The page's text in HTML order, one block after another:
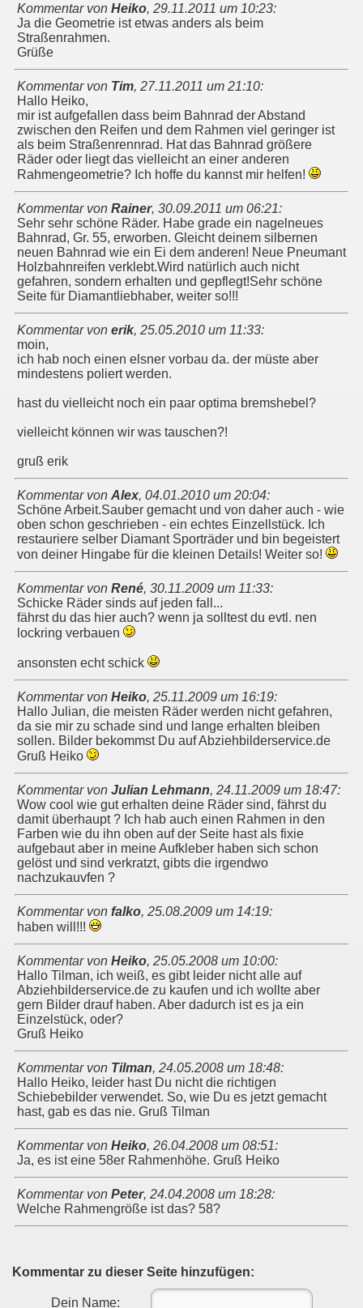
Kommentar von Heiko, 29.11.2011 um 10:23:
Ja die Geometrie ist etwas anders als beim
Straßenrahmen.
Grüße
Kommentar von Tim, 27.11.2011 um 21:10:
Hallo Heiko,
mir ist aufgefallen dass beim Bahnrad der Abstand
zwischen den Reifen und dem Rahmen viel geringer ist
als beim Straßenrennrad. Hat das Bahnrad größere
Räder oder liegt das vielleicht an einer anderen
Rahmengeometrie? Ich hoffe du kannst mir helfen!
Kommentar von Rainer, 30.09.2011 um 06:21:
Sehr sehr schöne Räder. Habe grade ein nagelneues
Bahnrad, Gr. 55, erworben. Gleicht deinem silbernen
neuen Bahnrad wie ein Ei dem anderen! Neue Pneumant
Holzbahnreifen verklebt.Wird natürlich auch nicht
gefahren, sondern erhalten und gepflegt!Sehr schöne
Seite für Diamantliebhaber, weiter so!!!
Kommentar von erik, 25.05.2010 um 11:33:
moin,
ich hab noch einen elsner vorbau da. der müste aber
mindestens poliert werden.
hast du vielleicht noch ein paar optima bremshebel?
vielleicht können wir was tauschen?!
gruß erik
Kommentar von Alex, 04.01.2010 um 20:04:
Schöne Arbeit.Sauber gemacht und von daher auch - wie
oben schon geschrieben - ein echtes Einzellstück. Ich
restauriere selber Diamant Sporträder und bin begeistert
von deiner Hingabe für die kleinen Details! Weiter so!
Kommentar von René, 30.11.2009 um 11:33:
Schicke Räder sinds auf jeden fall...
fährst du das hier auch? wenn ja solltest du evtl. nen
lockring verbauen
ansonsten echt schick
Kommentar von Heiko, 25.11.2009 um 16:19:
Hallo Julian, die meisten Räder werden nicht gefahren,
da sie mir zu schade sind und lange erhalten bleiben
sollen. Bilder bekommst Du auf Abziehbilderservice.de
Gruß Heiko
Kommentar von Julian Lehmann, 24.11.2009 um 18:47:
Wow cool wie gut erhalten deine Räder sind, fährst du
damit überhaupt ? Ich hab auch einen Rahmen in den
Farben wie du ihn oben auf der Seite hast als fixie
aufgebaut aber in meine Aufkleber haben sich schon
gelöst und sind verkratzt, gibts die irgendwo
nachzukauvfen ?
Kommentar von falko, 25.08.2009 um 14:19:
haben will!!!
Kommentar von Heiko, 25.05.2008 um 10:00:
Hallo Tilman, ich weiß, es gibt leider nicht alle auf
Abziehbilderservice.de zu kaufen und ich wollte aber
gern Bilder drauf haben. Aber dadurch ist es ja ein
Einzelstück, oder?
Gruß Heiko
Kommentar von Tilman, 24.05.2008 um 18:48:
Hallo Heiko, leider hast Du nicht die richtigen
Schiebebilder verwendet. So, wie Du es jetzt gemacht
hast, gab es das nie. Gruß Tilman
Kommentar von Heiko, 26.04.2008 um 08:51:
Ja, es ist eine 58er Rahmenhöhe. Gruß Heiko
Kommentar von Peter, 24.04.2008 um 18:28:
Welche Rahmengröße ist das? 58?
Kommentar zu dieser Seite hinzufügen:
Dein Name: